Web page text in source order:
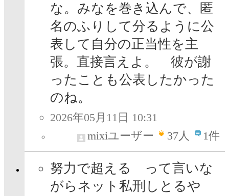
な。みなを巻き込んで、匿
名のふりして分るように公
表して自分の正当性を主
張。直接言えよ。 彼が謝
ったことも公表したかった
のね。
2026年05月11日 10:31
mixiユーザー
37人 1件
努力で超える って言いな
がらネット私刑しとるや